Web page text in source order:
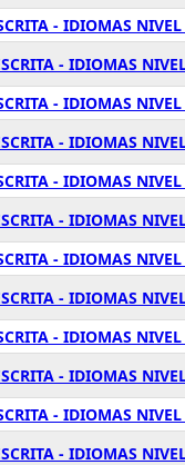
- IDIOMAS
- IDIOMAS
- IDIOMAS
- IDIOMAS
- IDIOMAS
- IDIOMAS
- IDIOMAS
- IDIOMAS
- IDIOMAS
- IDIOMAS
- IDIOMAS
- IDIOMAS